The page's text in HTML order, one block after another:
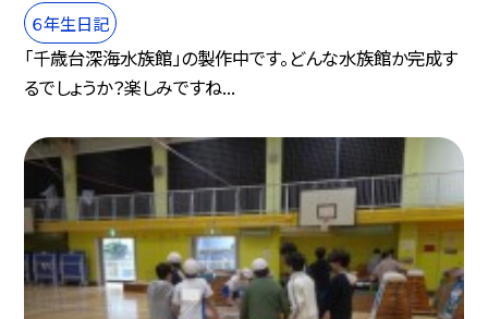
６年生日記
「千歳台深海水族館」の製作中です。どんな水族館か完成す
るでしょうか？楽しみですね...